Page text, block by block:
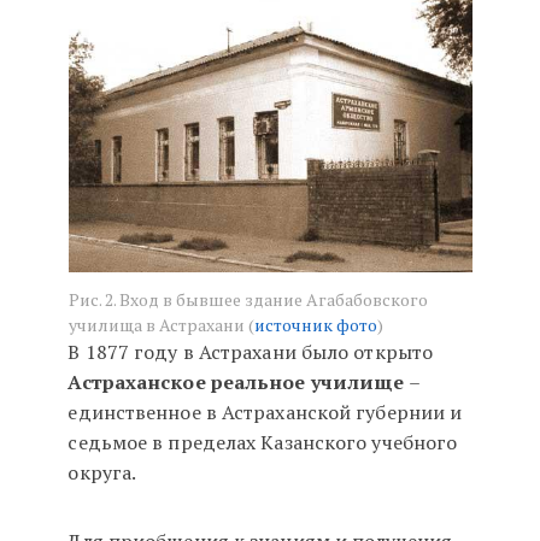
Рис. 2. Вход в бывшее здание Агабабовского
училища в Астрахани (источник фото)
В 1877 году в Астрахани было открыто
Астраханское реальное училище –
единственное в Астраханской губернии и
седьмое в пределах Казанского учебного
округа.